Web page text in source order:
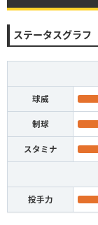
ステータスグラフ
球威
制球
スタミナ
投手力